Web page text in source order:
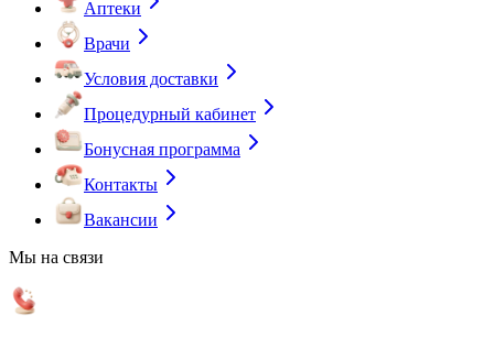
Аптеки
Врачи
Условия доставки
Процедурный кабинет
Бонусная программа
Контакты
Вакансии
Мы на связи